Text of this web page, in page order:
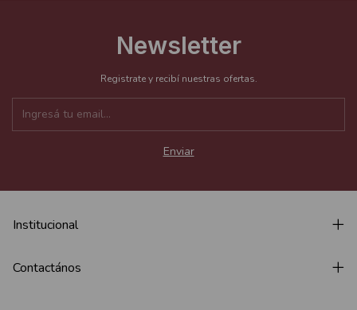
Newsletter
Registrate y recibí nuestras ofertas.
Institucional
Contactános